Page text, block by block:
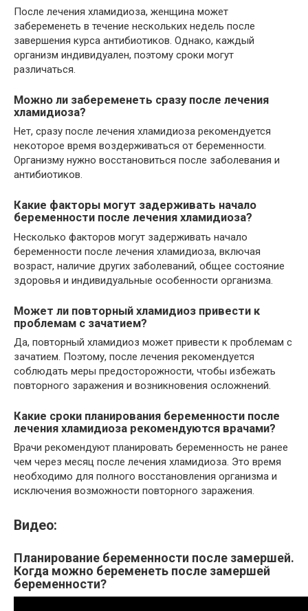
После лечения хламидиоза, женщина может
забеременеть в течение нескольких недель после
завершения курса антибиотиков. Однако, каждый
организм индивидуален, поэтому сроки могут
различаться.
Можно ли забеременеть сразу после лечения
хламидиоза?
Нет, сразу после лечения хламидиоза рекомендуется
некоторое время воздерживаться от беременности.
Организму нужно восстановиться после заболевания и
антибиотиков.
Какие факторы могут задерживать начало
беременности после лечения хламидиоза?
Несколько факторов могут задерживать начало
беременности после лечения хламидиоза, включая
возраст, наличие других заболеваний, общее состояние
здоровья и индивидуальные особенности организма.
Может ли повторный хламидиоз привести к
проблемам с зачатием?
Да, повторный хламидиоз может привести к проблемам с
зачатием. Поэтому, после лечения рекомендуется
соблюдать меры предосторожности, чтобы избежать
повторного заражения и возникновения осложнений.
Какие сроки планирования беременности после
лечения хламидиоза рекомендуются врачами?
Врачи рекомендуют планировать беременность не ранее
чем через месяц после лечения хламидиоза. Это время
необходимо для полного восстановления организма и
исключения возможности повторного заражения.
Видео:
Планирование беременности после замершей.
Когда можно беременеть после замершей
беременности?